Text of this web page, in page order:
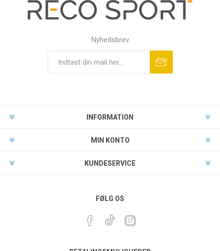
Nyhedsbrev
INFORMATION
MIN KONTO
KUNDESERVICE
FØLG OS